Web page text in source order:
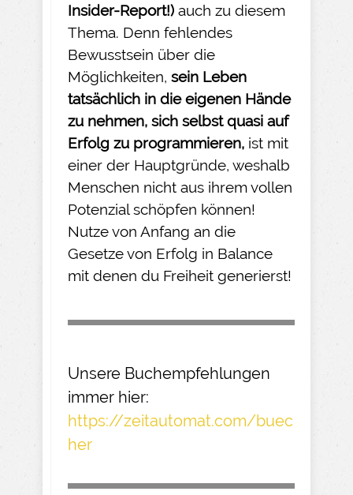
Insider-Report!) auch zu diesem
Thema. Denn fehlendes
Bewusstsein über die
Möglichkeiten, sein Leben
tatsächlich in die eigenen Hände
zu nehmen, sich selbst quasi auf
Erfolg zu programmieren, ist mit
einer der Hauptgründe, weshalb
Menschen nicht aus ihrem vollen
Potenzial schöpfen können!
Nutze von Anfang an die
Gesetze von Erfolg in Balance
mit denen du Freiheit generierst!
Unsere Buchempfehlungen
immer hier:
https://zeitautomat.com/buec
her